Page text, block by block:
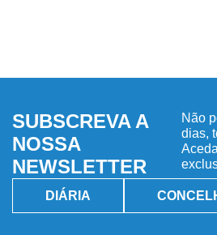
SUBSCREVA A
NOSSA
NEWSLETTER
Não
dias,
DIÁRIA